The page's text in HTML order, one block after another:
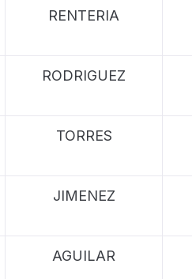
RENTERIA
RODRIGUEZ
TORRES
JIMENEZ
AGUILAR